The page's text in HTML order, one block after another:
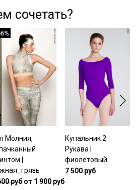
сочетать?
Молния,
|
рубот 1 900 руб
Купальник 2
Рукава |
фиолетовый
7 500 руб